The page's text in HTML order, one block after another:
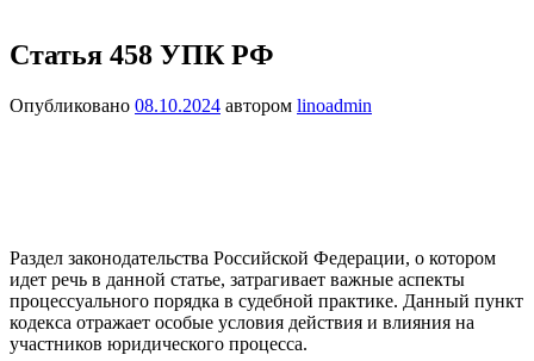
Статья 458 УПК РФ
Опубликовано 08.10.2024 автором linoadmin
Раздел законодательства Российской Федерации, о котором
идет речь в данной статье, затрагивает важные аспекты
процессуального порядка в судебной практике. Данный пункт
кодекса отражает особые условия действия и влияния на
участников юридического процесса.